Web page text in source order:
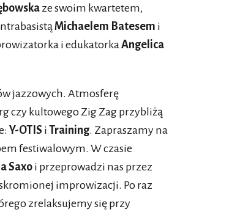
ze swoim kwartetem,
Michaelem Batesem i
i edukatorkaAngelica
jazzowych. Atmosferę
czy kultowego Zig Zag przybliżą
Y-OTIS i Training. Zapraszamy na
festiwalowym. W czasie
Saxo i przeprowadzi nas przez
improwizacji. Po raz
zrelaksujemy się przy